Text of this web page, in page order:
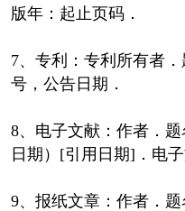
版年：起止页码．
7、专利：专利所有者
号，公告日期．
8、电子文献：作者．
日期）[引用日期]．电子
9、报纸文章：作者．